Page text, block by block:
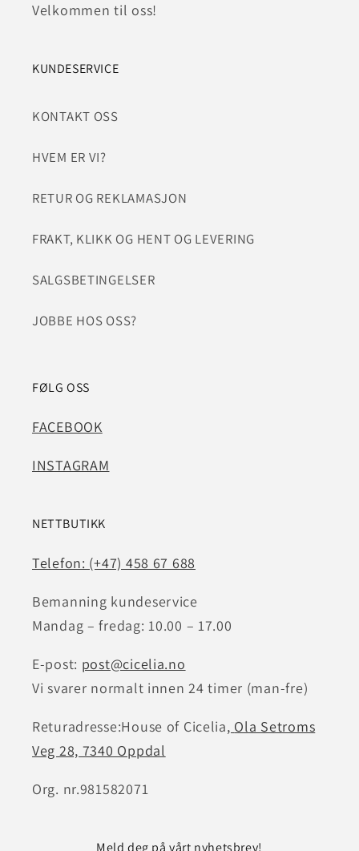
Velkommen til oss!
KUNDESERVICE
KONTAKT OSS
HVEM ER VI?
RETUR OG REKLAMASJON
FRAKT, KLIKK OG HENT OG LEVERING
SALGSBETINGELSER
JOBBE HOS OSS?
FØLG OSS
FACEBOOK
INSTAGRAM
NETTBUTIKK
Telefon: (+47) 458 67 688
Bemanning kundeservice
Mandag – fredag: 10.00 – 17.00
E-post: post@cicelia.no
Vi svarer normalt innen 24 timer (man-fre)
Returadresse:House of Cicelia, Ola Setroms
Veg 28, 7340 Oppdal
Org. nr.981582071